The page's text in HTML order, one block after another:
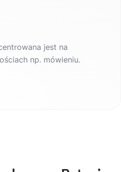
jest na
np. mówieniu.